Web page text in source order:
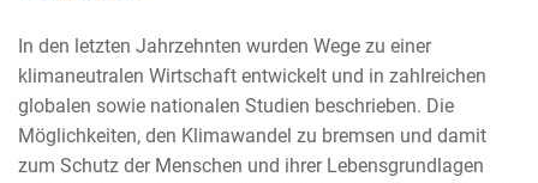
In den letzten Jahrzehnten wurden Wege zu einer
klimaneutralen Wirtschaft entwickelt und in zahlreichen
globalen sowie nationalen Studien beschrieben. Die
Möglichkeiten, den Klimawandel zu bremsen und damit
zum Schutz der Menschen und ihrer Lebensgrundlagen